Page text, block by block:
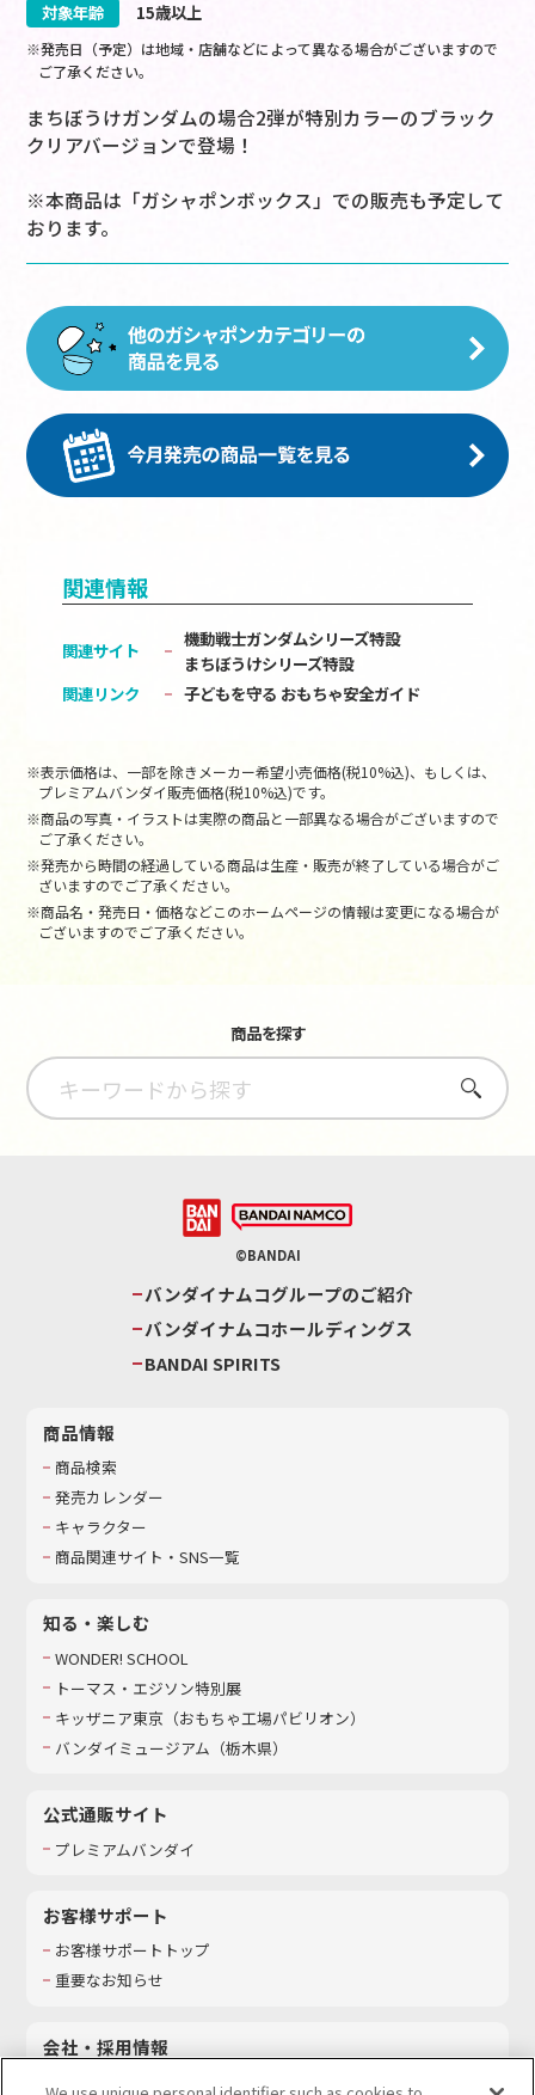
対象年齢
15歳以上
※発売日（予定）は地域・店舗などによって異なる場合がございますので
ご了承ください。
まちぼうけガンダムの場合2弾が特別カラーのブラック
クリアバージョンで登場！
※本商品は「ガシャポンボックス」での販売も予定して
おります。
関連情報
関連サイト
機動戦士ガンダムシリーズ特設
まちぼうけシリーズ特設
関連リンク
子どもを守る おもちゃ安全ガイド
※表示価格は、一部を除きメーカー希望小売価格(税10%込)、もしくは、
プレミアムバンダイ販売価格(税10%込)です。
※商品の写真・イラストは実際の商品と一部異なる場合がございますので
ご了承ください。
※発売から時間の経過している商品は生産・販売が終了している場合がご
ざいますのでご了承ください。
※商品名・発売日・価格などこのホームページの情報は変更になる場合が
ございますのでご了承ください。
商品を探す
さがす
©BANDAI
バンダイナムコグループのご紹介
バンダイナムコホールディングス
BANDAI SPIRITS
商品情報
商品検索
発売カレンダー
キャラクター
商品関連サイト・SNS一覧
知る・楽しむ
WONDER! SCHOOL
トーマス・エジソン特別展
キッザニア東京（おもちゃ工場パビリオン）​
バンダイミュージアム（栃木県）
公式通販サイト
プレミアムバンダイ
お客様サポート
お客様サポートトップ
重要なお知らせ
会社・採用情報